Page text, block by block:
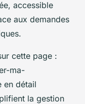
accessible
aux demandes
cette page :
ma-
en détail
la gestion